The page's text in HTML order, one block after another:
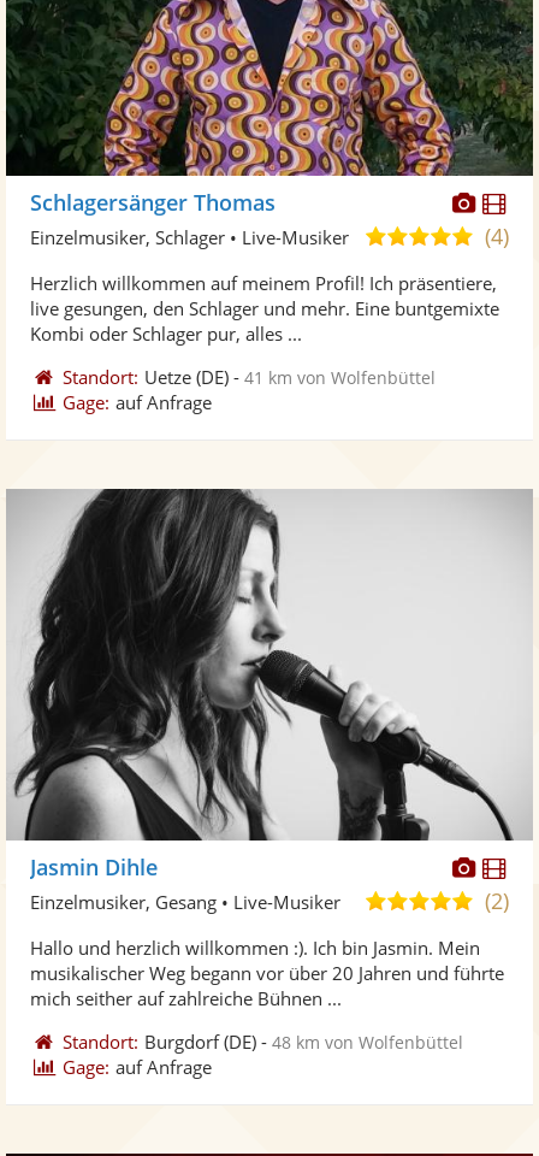
Fotos
Schlagersänger Thomas
4,9
5
(4)
Einzelmusiker, Schlager • Live-Musiker
Herzlich willkommen auf meinem Profil! Ich präsentiere,
live gesungen, den Schlager und mehr. Eine buntgemixte
Kombi oder Schlager pur, alles ...
Standort: Uetze (DE) -41 km von Wolfenbüttel
Gage: auf Anfrage
Fotos
Jasmin Dihle
5,0
5
(2)
Einzelmusiker, Gesang • Live-Musiker
Hallo und herzlich willkommen :). Ich bin Jasmin. Mein
musikalischer Weg begann vor über 20 Jahren und führte
mich seither auf zahlreiche Bühnen ...
Standort: Burgdorf(DE) -48 km von Wolfenbüttel
Gage: auf Anfrage